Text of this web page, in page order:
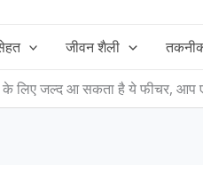
जीवन शैली
लिए जल्द आ सकता है ये फीचर, आप